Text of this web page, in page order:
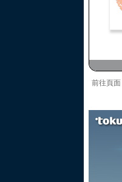
前往頁面